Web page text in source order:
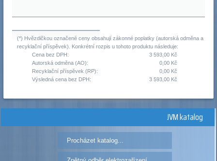
(*) Hvězdičkou označené ceny obsahují zákonné poplatky (autorská odměna a
recyklační příspěvek). Konkrétní rozpis u tohoto produktu následuje:
Cena bez DPH:
3 593,00 Kč
Autorská odměna (AO):
0,00 Kč
Recyklační příspěvek (RP):
0,00 Kč
Výsledná cena bez DPH:
3 593,00 Kč
JVM katalog
Procházet katalog...